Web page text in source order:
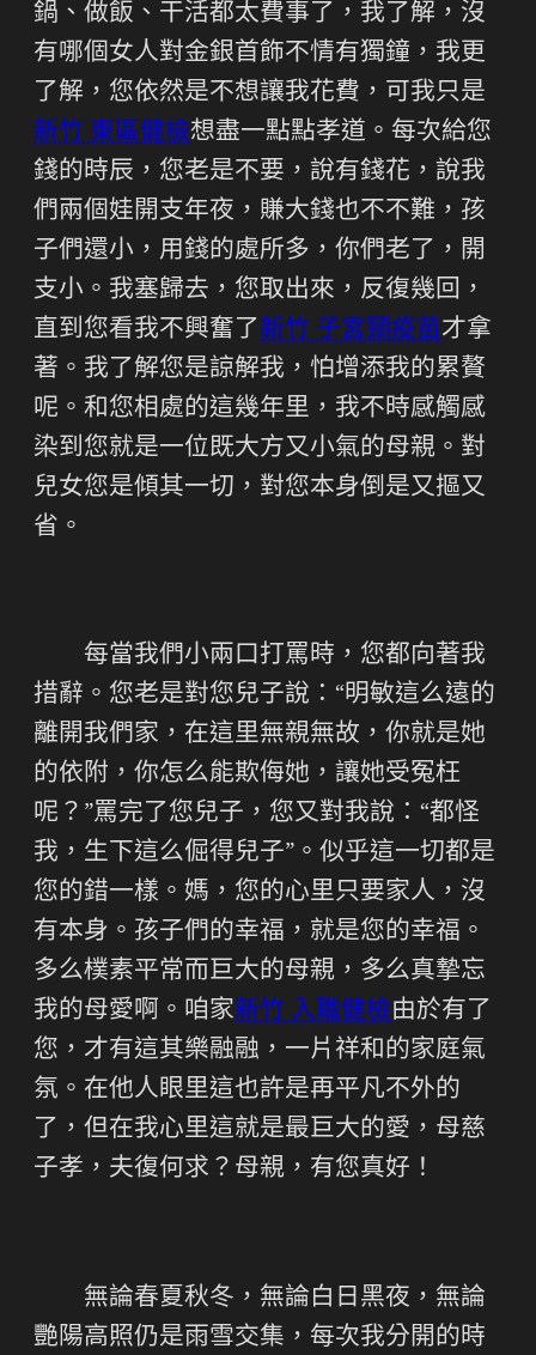
鍋、做飯、干活都太費事了，我了解，沒
有哪個女人對金銀首飾不情有獨鐘，我更
了解，您依然是不想讓我花費，可我只是
新竹 東區健檢想盡一點點孝道。每次給您
錢的時辰，您老是不要，說有錢花，說我
們兩個娃開支年夜，賺大錢也不不難，孩
子們還小，用錢的處所多，你們老了，開
支小。我塞歸去，您取出來，反復幾回，
直到您看我不興奮了 新竹 子宮頸疫苗才拿
著。我了解您是諒解我，怕增添我的累贅
呢。和您相處的這幾年里，我不時感觸感
染到您就是一位既大方又小氣的母親。對
兒女您是傾其一切，對您本身倒是又摳又
省。
每當我們小兩口打罵時，您都向著我
措辭。您老是對您兒子說：“明敏這么遠的
離開我們家，在這里無親無故，你就是她
的依附，你怎么能欺侮她，讓她受冤枉
呢？”罵完了您兒子，您又對我說：“都怪
我，生下這么倔得兒子”。似乎這一切都是
您的錯一樣。媽，您的心里只要家人，沒
有本身。孩子們的幸福，就是您的幸福。
多么樸素平常而巨大的母親，多么真摯忘
我的母愛啊。咱家新竹 入職健檢由於有了
您，才有這其樂融融，一片祥和的家庭氣
氛。在他人眼里這也許是再平凡不外的
了，但在我心里這就是最巨大的愛，母慈
子孝，夫復何求？母親，有您真好！
無論春夏秋冬，無論白日黑夜，無論
艷陽高照仍是雨雪交集，每次我分開的時